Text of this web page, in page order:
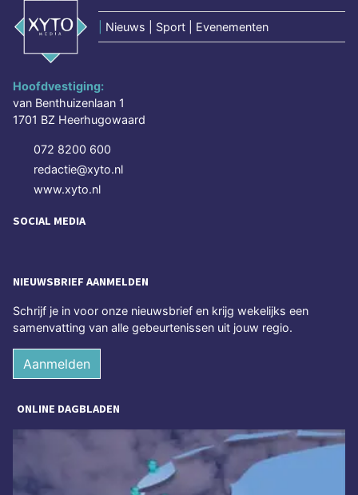
Nieuws | Sport | Evenementen
Hoofdvestiging:
van Benthuizenlaan 1
1701 BZ Heerhugowaard
072 8200 600
redactie@xyto.nl
www.xyto.nl
SOCIAL MEDIA
NIEUWSBRIEF AANMELDEN
Schrijf je in voor onze nieuwsbrief en krijg wekelijks een
samenvatting van alle gebeurtenissen uit jouw regio.
Aanmelden
ONLINE DAGBLADEN